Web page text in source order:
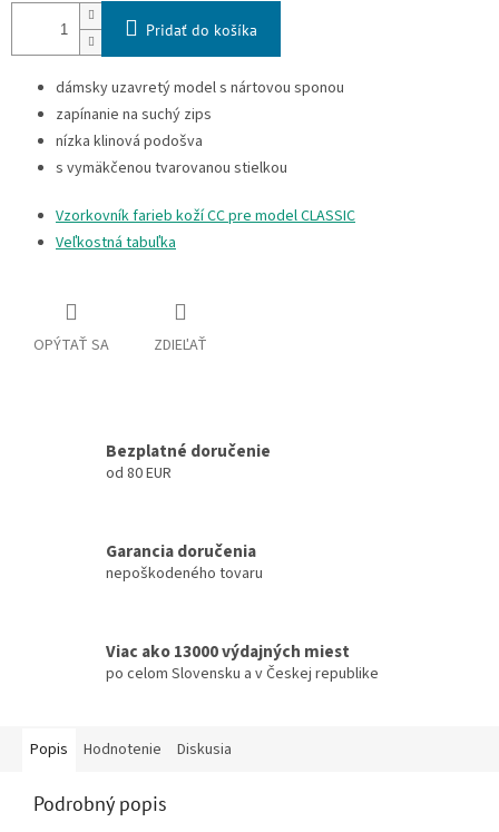
Pridať do košíka
dámsky uzavretý model s nártovou sponou
zapínanie na suchý zips
nízka klinová podošva
s vymäkčenou tvarovanou stielkou
Vzorkovník farieb koží CC pre model CLASSIC
Veľkostná tabuľka
OPÝTAŤ SA ZDIEĽAŤ
Bezplatné doručenie
od 80 EUR
Garancia doručenia
nepoškodeného tovaru
Viac ako 13000 výdajných miest
po celom Slovensku a v Českej republike
Popis Hodnotenie Diskusia
Podrobný popis